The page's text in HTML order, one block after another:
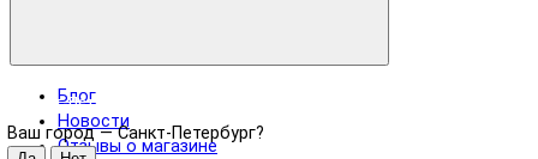
Санкт-Петербург
Ваш город —Санкт-Петербург?
Блог
Новости
Отзывы о магазине